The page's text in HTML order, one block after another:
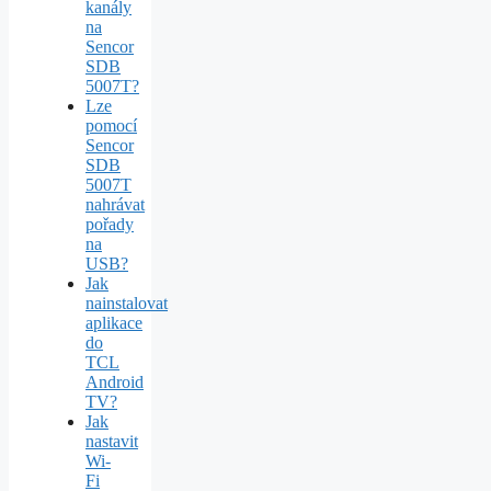
kanály
na
Sencor
SDB
5007T?
Lze
pomocí
Sencor
SDB
5007T
nahrávat
pořady
na
USB?
Jak
nainstalovat
aplikace
do
TCL
Android
TV?
Jak
nastavit
Wi-
Fi